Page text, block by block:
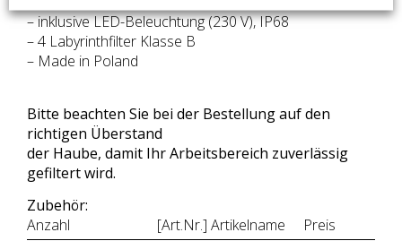
– inklusive LED-Beleuchtung (230 V), IP68
– 4 Labyrinthfilter Klasse B
– Made in Poland
Bitte beachten Sie bei der Bestellung auf den
richtigen Überstand
der Haube, damit Ihr Arbeitsbereich zuverlässig
gefiltert wird.
Zubehör:
Anzahl
[Art.Nr.] Artikelname
Preis